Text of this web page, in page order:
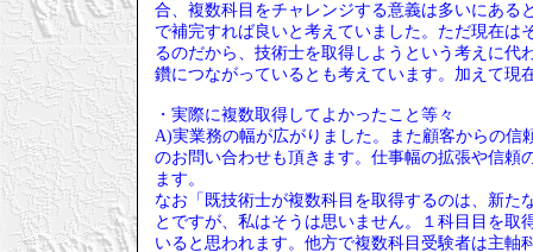
合、複数科目をチャレンジする意義は多いにある
で補完すれば良いと考えていました。ただ現在
るのだから、技術士を取得しようという考えに
鑽につながっているとも考えています。加えて現
・実際に複数取得してよかったこと等々
A)実業務の幅が広がりました。また顧客からの
のお問い合わせも頂きます。仕事幅の拡張や信頼
ます。
なお「既技術士が複数科目を取得するのは、新た
とですが、私はそうは思いません。１科目目を
いると思われます。他方で複数科目受験者は主